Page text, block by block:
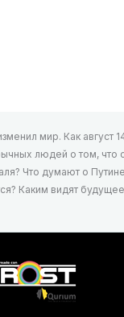
мир. Как август
людей о том, что
Что думают о
Каким видят